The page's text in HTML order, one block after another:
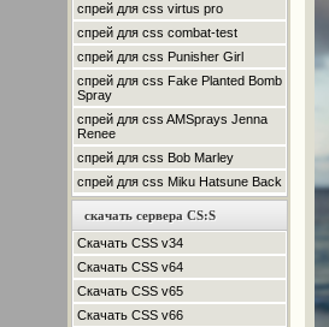
спрей для css virtus pro
спрей для css combat-test
спрей для css Punisher Girl
спрей для css Fake Planted Bomb
Spray
спрей для css AMSprays Jenna
Renee
спрей для css Bob Marley
спрей для css Miku Hatsune Back
скачать сервера CS:S
Скачать CSS v34
Скачать CSS v64
Скачать CSS v65
Скачать CSS v66